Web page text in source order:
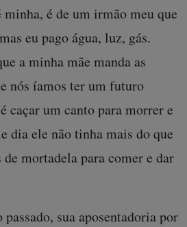
minha, é de um irmão meu que
eu pago água, luz, gás.
a minha mãe manda as
nós íamos ter um futuro
caçar um canto para morrer e
dia ele não tinha mais do que
de mortadela para comer e dar
sua aposentadoria por